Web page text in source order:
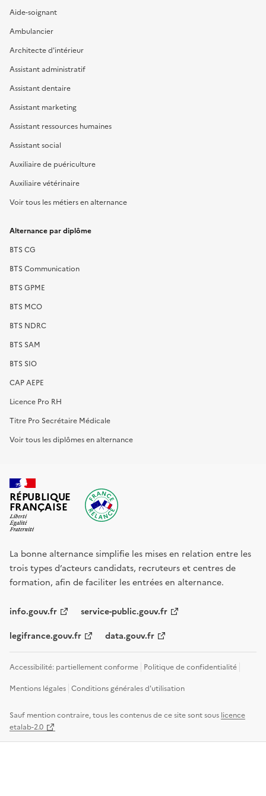
Aide-soignant
Ambulancier
Architecte d'intérieur
Assistant administratif
Assistant dentaire
Assistant marketing
Assistant ressources humaines
Assistant social
Auxiliaire de puériculture
Auxiliaire vétérinaire
Voir tous les métiers en alternance
Alternance par diplôme
BTS CG
BTS Communication
BTS GPME
BTS MCO
BTS NDRC
BTS SAM
BTS SIO
CAP AEPE
Licence Pro RH
Titre Pro Secrétaire Médicale
Voir tous les diplômes en alternance
RÉPUBLIQUE
FRANÇAISE
La bonne alternance simplifie les mises en relation entre les
trois types d’acteurs candidats, recruteurs et centres de
formation, afin de faciliter les entrées en alternance.
info.gouv.fr service-public.gouv.fr
legifrance.gouv.fr data.gouv.fr
Accessibilité: partiellement conforme Politique de confidentialité
Mentions légales Conditions générales d'utilisation
Sauf mention contraire, tous les contenus de ce site sont sous licence
etalab-2.0